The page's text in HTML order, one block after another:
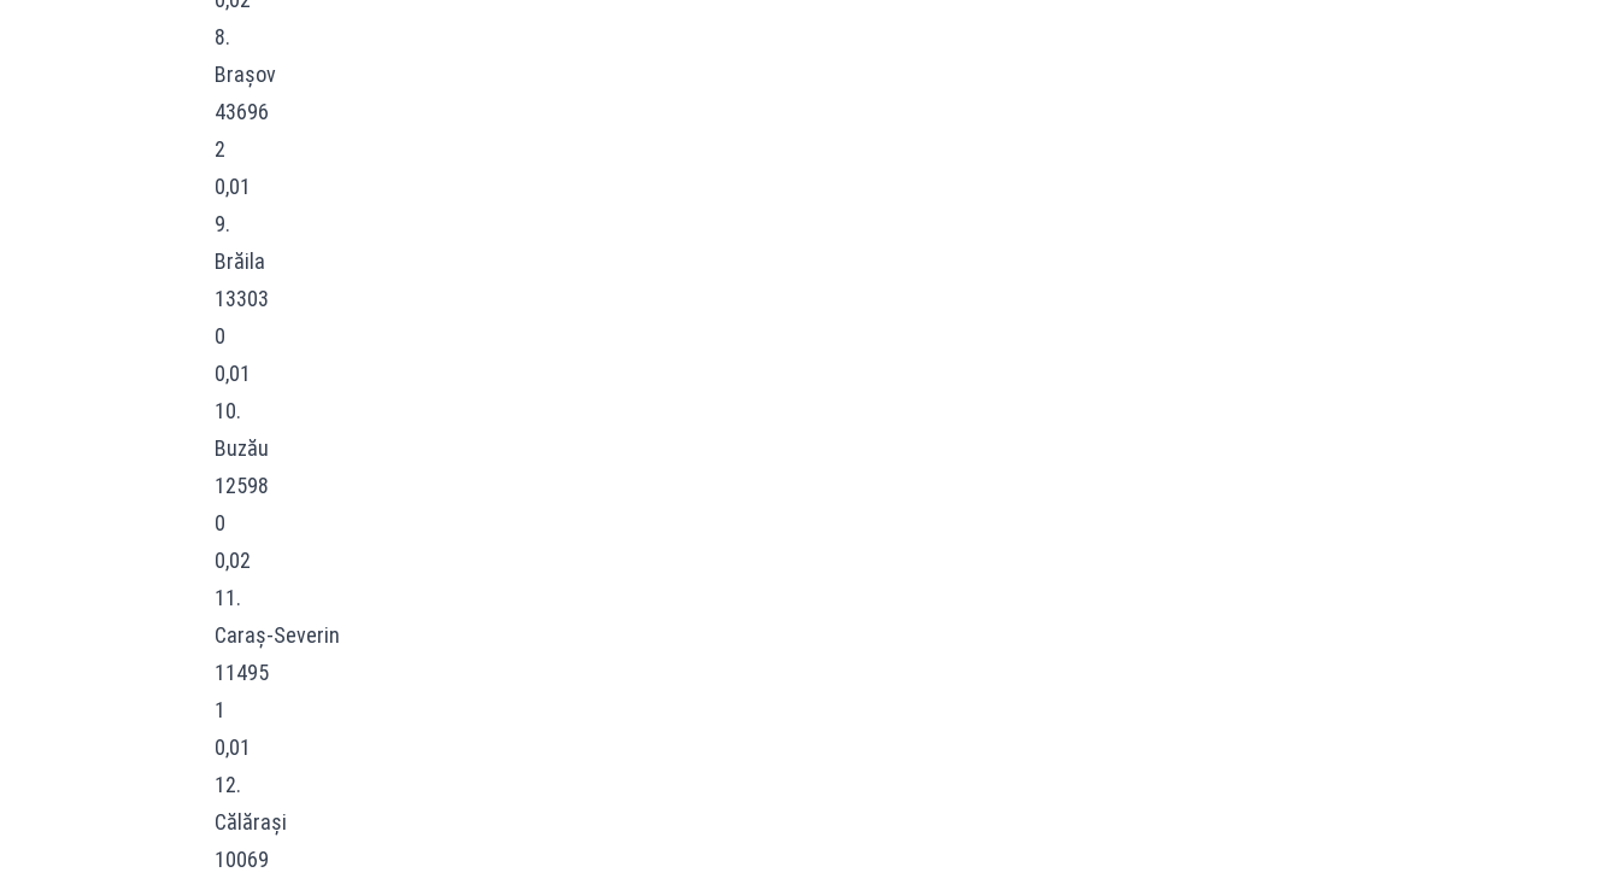
8.
Brașov
43696
2
0,01
9.
Brăila
13303
0
0,01
10.
Buzău
12598
0
0,02
11.
Caraș-Severin
11495
1
0,01
12.
Călărași
10069